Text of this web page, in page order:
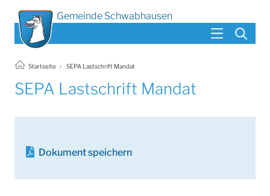
Gemeinde Schwabhausen
Startseite SEPA Lastschrift Mandat
SEPA Lastschrift Mandat
Dokument speichern